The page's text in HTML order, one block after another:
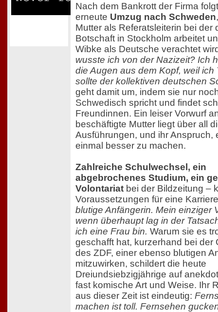
Nach dem Bankrott der Firma
erneute Umzug nach Schweden
Mutter als Referatsleiterin bei der
Botschaft in Stockholm arbeitet
Wibke als Deutsche verachtet
wusste ich von der Nazizeit? Ich
die Augen aus dem Kopf, weil ich
sollte der kollektiven deutschen
geht damit um, indem sie nur
Schwedisch spricht und findet
Freundinnen. Ein leiser Vorwurf
beschäftigte Mutter liegt über all
Ausführungen, und ihr Anspruch,
einmal besser zu machen.
Zahlreiche Schulwechsel, ein
abgebrochenes Studium, ein
Volontariat bei der Bildzeitung –
Voraussetzungen für eine
blutige Anfängerin. Mein einziger
wenn überhaupt lag in der
ich eine Frau bin. Warum sie es
geschafft hat, kurzerhand bei der
des ZDF, einer ebenso blutigen
mitzuwirken, schildert die heute
Dreiundsiebzigjährige auf
fast komische Art und Weise. Ihr
aus dieser Zeit ist eindeutig:
machen ist toll. Fernsehen